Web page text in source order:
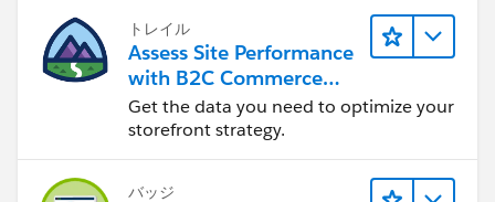
トレイル
Assess Site Performance
with B2C Commerce
Reports & Dashboards
Get the data you need to optimize your
storefront strategy.
バッジ